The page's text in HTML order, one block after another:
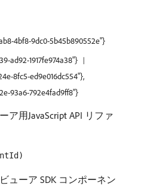
4bf8-9dc0-5b45b890552e"}
ad92-1917fe974a38"}
8fc5-ed9e016dc554"},
93a6-792e4fad9ff8"}
ア用JavaScript API リファ
ューア SDK コンポーネン